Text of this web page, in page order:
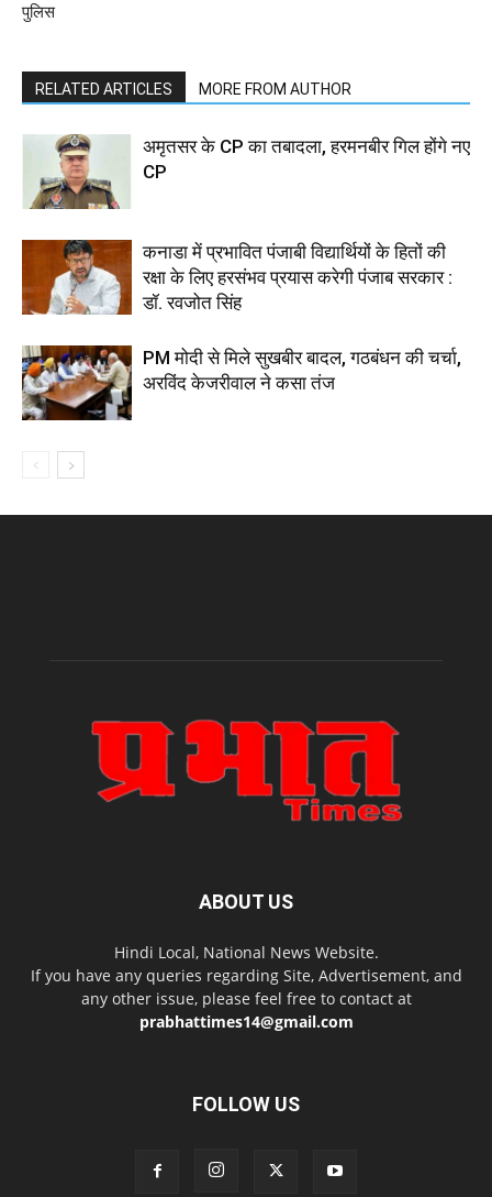
पुलिस
RELATED ARTICLES MORE FROM AUTHOR
अमृतसर के CP का तबादला, हरमनबीर गिल होंगे नए
CP
कनाडा में प्रभावित पंजाबी विद्यार्थियों के हितों की
रक्षा के लिए हरसंभव प्रयास करेगी पंजाब सरकार :
डॉ. रवजोत सिंह
PM मोदी से मिले सुखबीर बादल, गठबंधन की चर्चा,
अरविंद केजरीवाल ने कसा तंज
ABOUT US
Hindi Local, National News Website.
If you have any queries regarding Site, Advertisement, and
any other issue, please feel free to contact at
prabhattimes14@gmail.com
FOLLOW US